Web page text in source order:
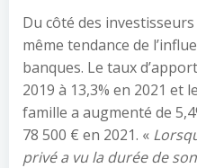
Du côté des
même tendance de
banques. Le taux
2019 à 13,3% en 2021 et
famille a augmenté de
78 500 € en 2021. «
privé a vu la durée de